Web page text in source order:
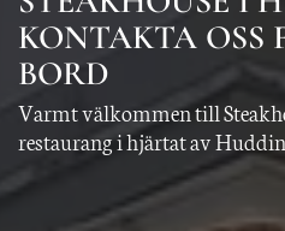
KONTAKTA OSS
BORD
Varmt välkommen till
restaurang i hjärtat av